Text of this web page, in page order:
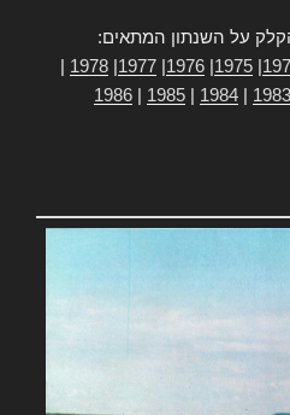
על השנתון המתאים:
1975
1976
1977
1978
1983
1984
1985
1986